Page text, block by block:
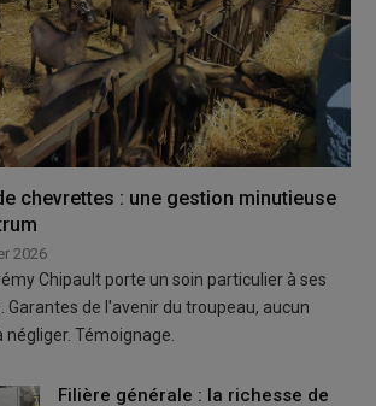
chevrettes : une gestion minutieuse
2026
Chipault porte un soin particulier à ses
Garantes de l'avenir du troupeau, aucun
négliger. Témoignage.
Filière générale : la richesse de